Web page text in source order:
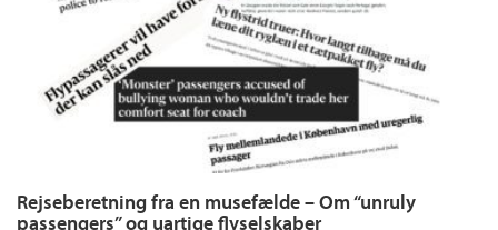
Rejseberetning fra en musefælde – Om “unruly
passengers” og uartige flyselskaber